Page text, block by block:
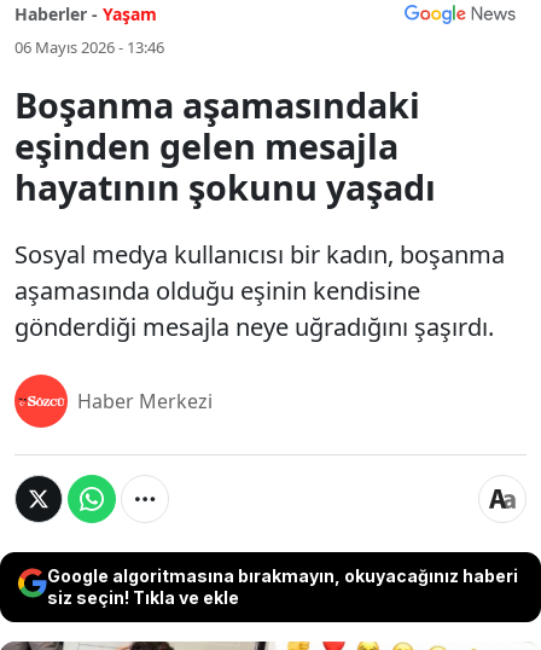
Haberler - Yaşam
06 Mayıs 2026 - 13:46
Boşanma aşamasındaki
eşinden gelen mesajla
hayatının şokunu yaşadı
Sosyal medya kullanıcısı bir kadın, boşanma
aşamasında olduğu eşinin kendisine
gönderdiği mesajla neye uğradığını şaşırdı.
Haber Merkezi
Google algoritmasına bırakmayın, okuyacağınız haberi
siz seçin! Tıkla ve ekle